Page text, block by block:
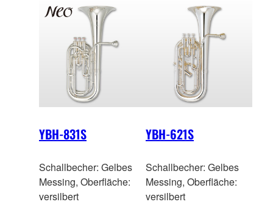
YBH-831S
Schallbecher: Gelbes
Messing, Oberfläche:
versilbert
YBH-621S
Schallbecher: Gelbes
Messing, Oberfläche:
versilbert